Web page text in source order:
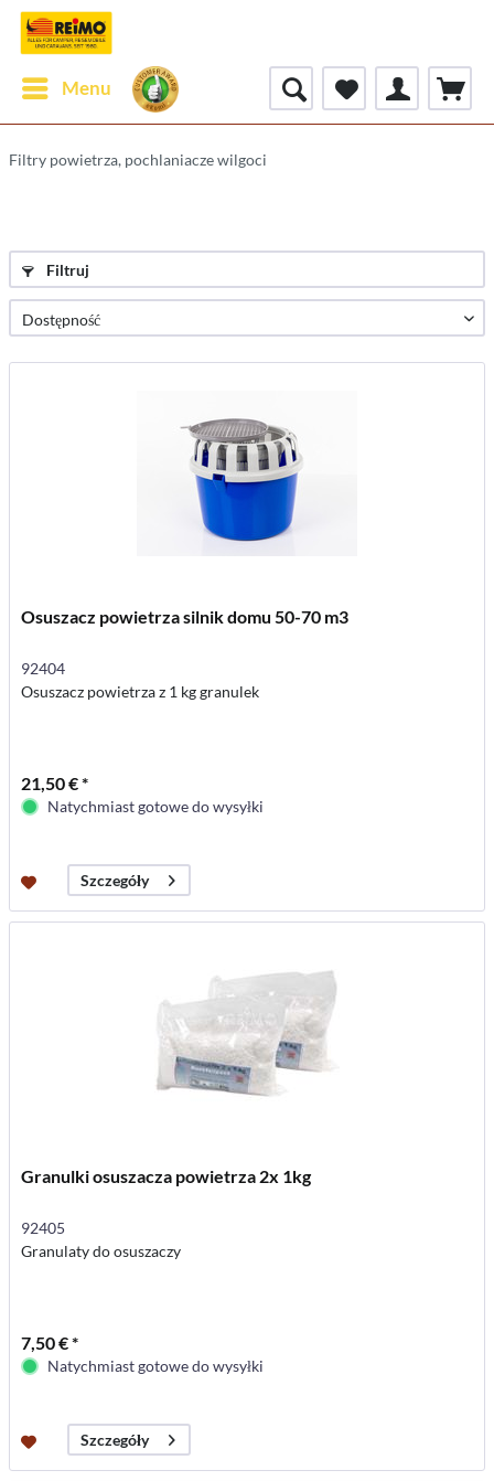
Menu
Filtry powietrza, pochlaniacze wilgoci
Filtruj
Osuszacz powietrza silnik domu 50-70 m3
92404
Osuszacz powietrza z 1 kg granulek
21,50 € *
Natychmiast gotowe do wysyłki
Szczegóły
Granulki osuszacza powietrza 2x 1kg
92405
Granulaty do osuszaczy
7,50 € *
Natychmiast gotowe do wysyłki
Szczegóły